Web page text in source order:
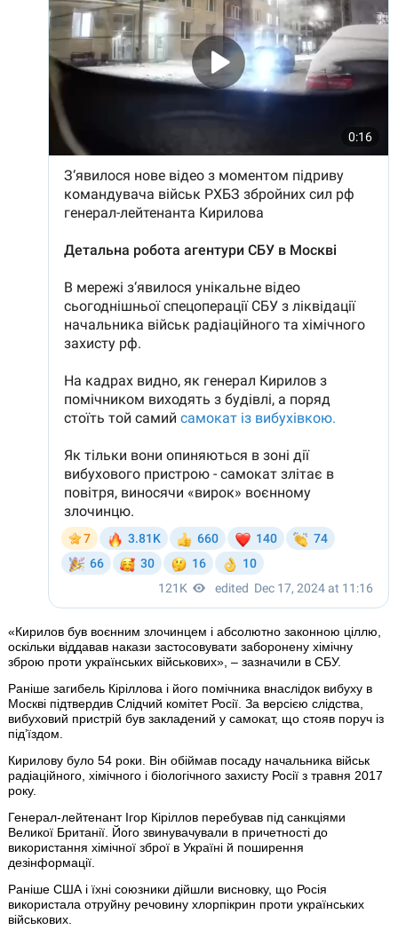
«Кирилов був воєнним злочинцем і абсолютно законною ціллю,
оскільки віддавав накази застосовувати заборонену хімічну
зброю проти українських військових», – зазначили в СБУ.
Раніше загибель Кіріллова і його помічника внаслідок вибуху в
Москві підтвердив Слідчий комітет Росії. За версією слідства,
вибуховий пристрій був закладений у самокат, що стояв поруч із
під’їздом.
Кирилову було 54 роки. Він обіймав посаду начальника військ
радіаційного, хімічного і біологічного захисту Росії з травня 2017
року.
Генерал-лейтенант Ігор Кіріллов перебував під санкціями
Великої Британії. Його звинувачували в причетності до
використання хімічної зброї в Україні й поширення
дезінформації.
Раніше США і їхні союзники дійшли висновку, що Росія
використала отруйну речовину хлорпікрин проти українських
військових.